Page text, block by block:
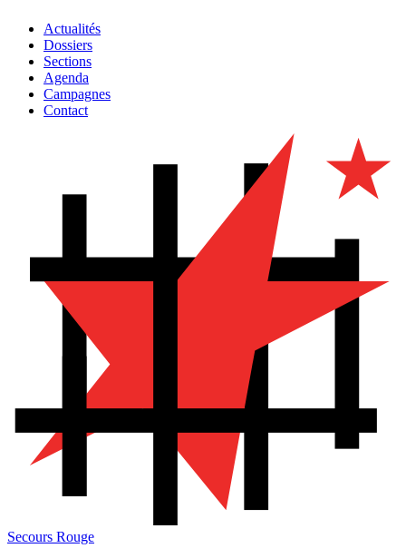
Actualités
Dossiers
Sections
Agenda
Campagnes
Contact
Secours Rouge